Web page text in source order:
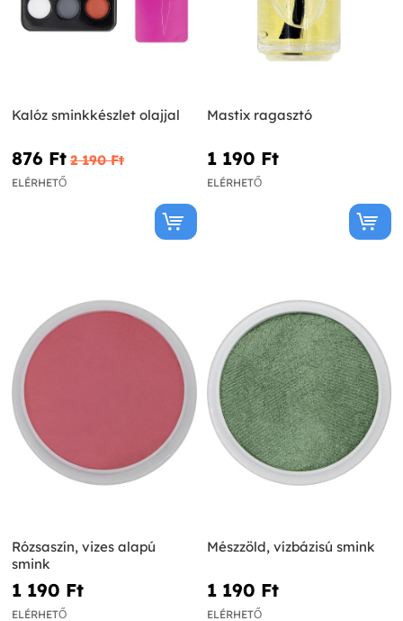
Kalóz sminkkészlet olajjal
876 Ft‎ 2 190 Ft‎
ELÉRHETŐ
Mastix ragasztó
1 190 Ft‎
ELÉRHETŐ
Rózsaszín, vizes alapú
smink
1 190 Ft‎
ELÉRHETŐ
Mészzöld, vízbázisú smink
1 190 Ft‎
ELÉRHETŐ